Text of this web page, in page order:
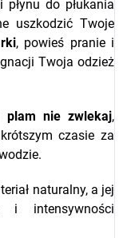
do płukania
uszkodzić Twoje
, powieś pranie i
Twoja odzież
plam nie zwlekaj,
czasie za
naturalny, a jej
i intensywności